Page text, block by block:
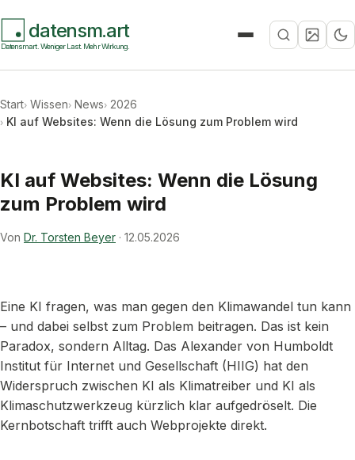
datensm.art
Datensmart. Weniger Last. Mehr Wirkung.
Suche
Start Wissen News 2026
KI auf Websites: Wenn die Lösung zum Problem wird
KI auf Websites: Wenn die Lösung
zum Problem wird
Von Dr. Torsten Beyer · 12.05.2026
Eine KI fragen, was man gegen den Klimawandel tun kann
– und dabei selbst zum Problem beitragen. Das ist kein
Paradox, sondern Alltag. Das Alexander von Humboldt
Institut für Internet und Gesellschaft (HIIG) hat den
Widerspruch zwischen KI als Klimatreiber und KI als
Klimaschutzwerkzeug kürzlich klar aufgedröselt. Die
Kernbotschaft trifft auch Webprojekte direkt.